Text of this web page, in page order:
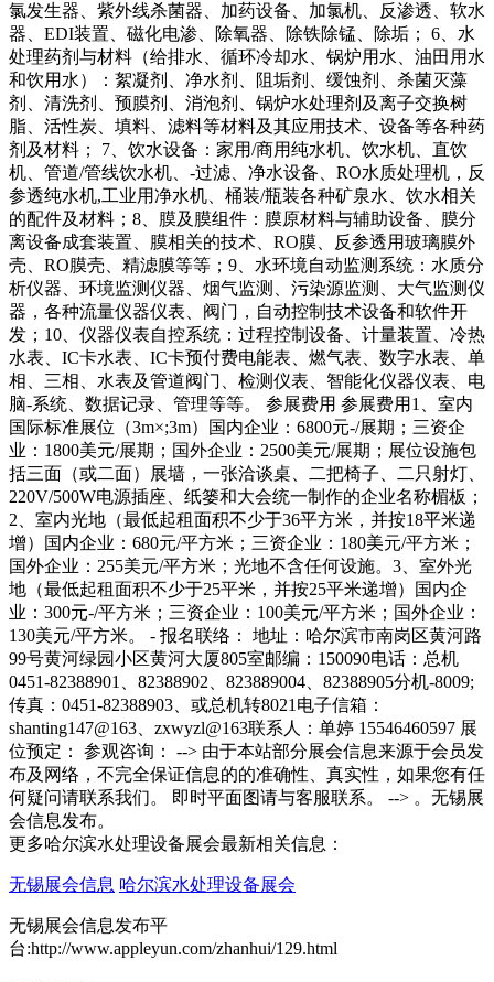
氯发生器、紫外线杀菌器、加药设备、加氯机、反渗透、软水
器、EDI装置、磁化电渗、除氧器、除铁除锰、除垢； 6、水
处理药剂与材料（给排水、循环冷却水、锅炉用水、油田用水
和饮用水）：絮凝剂、净水剂、阻垢剂、缓蚀剂、杀菌灭藻
剂、清洗剂、预膜剂、消泡剂、锅炉水处理剂及离子交换树
脂、活性炭、填料、滤料等材料及其应用技术、设备等各种药
剂及材料； 7、饮水设备：家用/商用纯水机、饮水机、直饮
机、管道/管线饮水机、-过滤、净水设备、RO水质处理机，反
参透纯水机,工业用净水机、桶装/瓶装各种矿泉水、饮水相关
的配件及材料；8、膜及膜组件：膜原材料与辅助设备、膜分
离设备成套装置、膜相关的技术、RO膜、反参透用玻璃膜外
壳、RO膜壳、精滤膜等等；9、水环境自动监测系统：水质分
析仪器、环境监测仪器、烟气监测、污染源监测、大气监测仪
器，各种流量仪器仪表、阀门，自动控制技术设备和软件开
发；10、仪器仪表自控系统：过程控制设备、计量装置、冷热
水表、IC卡水表、IC卡预付费电能表、燃气表、数字水表、单
相、三相、水表及管道阀门、检测仪表、智能化仪器仪表、电
脑-系统、数据记录、管理等等。 参展费用 参展费用1、室内
国际标准展位（3m×;3m）国内企业：6800元-/展期；三资企
业：1800美元/展期；国外企业：2500美元/展期；展位设施包
括三面（或二面）展墙，一张洽谈桌、二把椅子、二只射灯、
220V/500W电源插座、纸篓和大会统一制作的企业名称楣板；
2、室内光地（最低起租面积不少于36平方米，并按18平米递
增）国内企业：680元/平方米；三资企业：180美元/平方米；
国外企业：255美元/平方米；光地不含任何设施。3、室外光
地（最低起租面积不少于25平米，并按25平米递增）国内企
业：300元-/平方米；三资企业：100美元/平方米；国外企业：
130美元/平方米。 - 报名联络： 地址：哈尔滨市南岗区黄河路
99号黄河绿园小区黄河大厦805室邮编：150090电话：总机
0451-82388901、82388902、823889004、82388905分机-8009;
传真：0451-82388903、或总机转8021电子信箱：
shanting147@163、zxwyzl@163联系人：单婷 15546460597 展
位预定： 参观咨询： --> 由于本站部分展会信息来源于会员发
布及网络，不完全保证信息的的准确性、真实性，如果您有任
何疑问请联系我们。 即时平面图请与客服联系。 --> 。无锡展
会信息发布。
更多哈尔滨水处理设备展会最新相关信息：
无锡展会信息 哈尔滨水处理设备展会
无锡展会信息发布平
台:http://www.appleyun.com/zhanhui/129.html